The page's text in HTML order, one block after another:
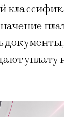
уплату